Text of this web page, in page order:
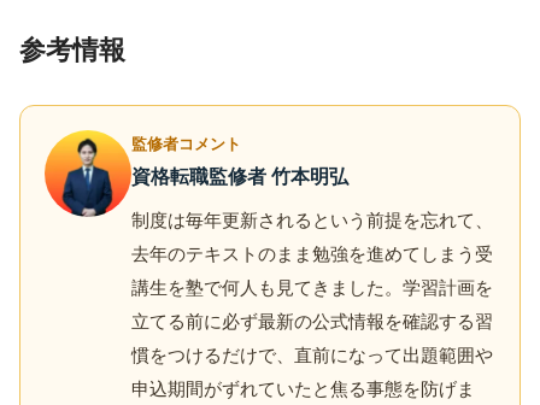
参考情報
監修者コメント
資格転職監修者 竹本明弘
制度は毎年更新されるという前提を忘れて、
去年のテキストのまま勉強を進めてしまう受
講生を塾で何人も見てきました。学習計画を
立てる前に必ず最新の公式情報を確認する習
慣をつけるだけで、直前になって出題範囲や
申込期間がずれていたと焦る事態を防げま